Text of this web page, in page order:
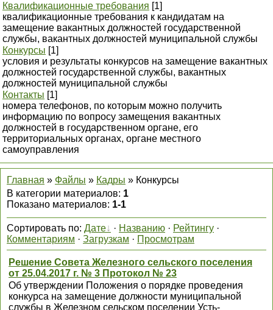
Квалификационные требования [1]
квалификационные требования к кандидатам на
замещение вакантных должностей государственной
службы, вакантных должностей муниципальной службы
Конкурсы [1]
условия и результаты конкурсов на замещение вакантных
должностей государственной службы, вакантных
должностей муниципальной службы
Контакты [1]
номера телефонов, по которым можно получить
информацию по вопросу замещения вакантных
должностей в государственном органе, его
территориальных органах, органе местного
самоуправления
Главная » Файлы » Кадры » Конкурсы
В категории материалов: 1
Показано материалов: 1-1
Сортировать по: Дате · Названию · Рейтингу ·
Комментариям · Загрузкам · Просмотрам
Решение Совета Железного сельского поселения
от 25.04.2017 г. № 3 Протокол № 23
Об утверждении Положения о порядке проведения
конкурса на замещение должности муниципальной
службы в Железном сельском поселении Усть-